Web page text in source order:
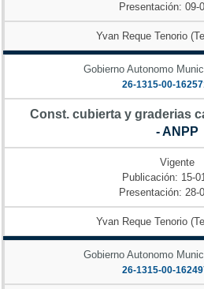
Presentación: 09-
Yvan Reque Tenorio
Gobierno Autonomo
26-1315-00-
Const. cubierta y graderias
- ANPP
Vigente
Publicación: 15-
Presentación: 28-
Yvan Reque Tenorio
Gobierno Autonomo
26-1315-00-